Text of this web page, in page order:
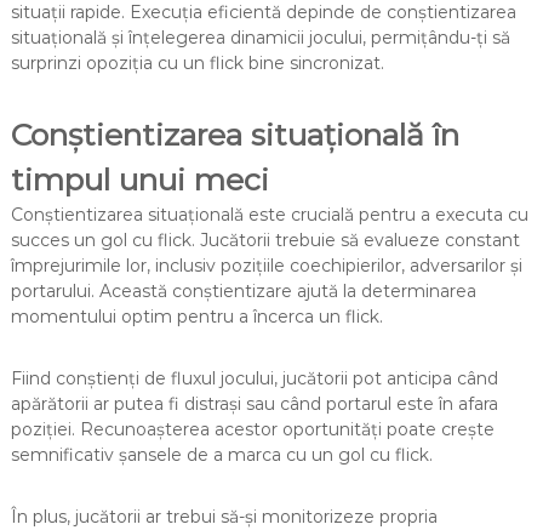
situații rapide. Execuția eficientă depinde de conștientizarea
situațională și înțelegerea dinamicii jocului, permițându-ți să
surprinzi opoziția cu un flick bine sincronizat.
Conștientizarea situațională în
timpul unui meci
Conștientizarea situațională este crucială pentru a executa cu
succes un gol cu flick. Jucătorii trebuie să evalueze constant
împrejurimile lor, inclusiv pozițiile coechipierilor, adversarilor și
portarului. Această conștientizare ajută la determinarea
momentului optim pentru a încerca un flick.
Fiind conștienți de fluxul jocului, jucătorii pot anticipa când
apărătorii ar putea fi distrași sau când portarul este în afara
poziției. Recunoașterea acestor oportunități poate crește
semnificativ șansele de a marca cu un gol cu flick.
În plus, jucătorii ar trebui să-și monitorizeze propria